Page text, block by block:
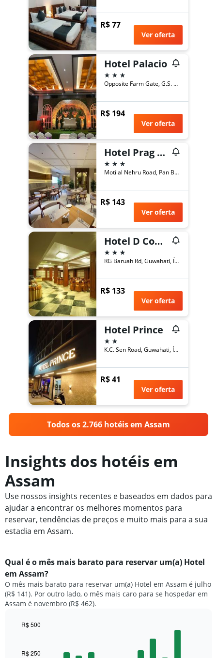
R$ 77
Ver oferta
Hotel Palacio
3 estrelas
Opposite Farm Gate, G.S. Road, Guwahati, Índia
R$ 194
Ver oferta
Hotel Prag Continental
3 estrelas
Motilal Nehru Road, Pan Bazar, Guwahati, Índia
R$ 143
Ver oferta
Hotel D Courtyard
3 estrelas
RG Baruah Rd, Guwahati, Índia
R$ 133
Ver oferta
Hotel Prince
2 estrelas
K.C. Sen Road, Guwahati, Índia
R$ 41
Ver oferta
Todos os 2.766 hotéis em Assam
Insights dos hotéis em
Assam
Use nossos insights recentes e baseados em dados para
ajudar a encontrar os melhores momentos para
reservar, tendências de preços e muito mais para a sua
estadia em Assam.
Qual é o mês mais barato para reservar um(a) Hotel
em Assam?
O mês mais barato para reservar um(a) Hotel em Assam é julho
(R$ 141). Por outro lado, o mês mais caro para se hospedar em
Assam é novembro (R$ 462).
with
R$ 250
R$ 500